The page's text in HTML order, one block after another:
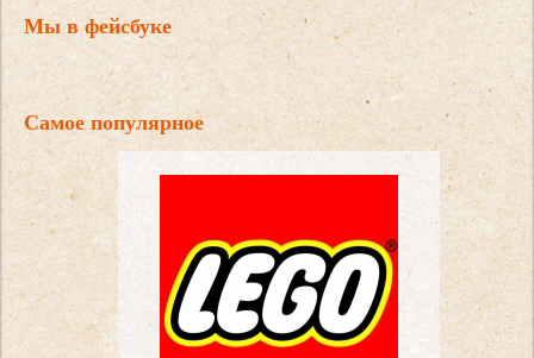
Мы в фейсбуке
Самое популярное